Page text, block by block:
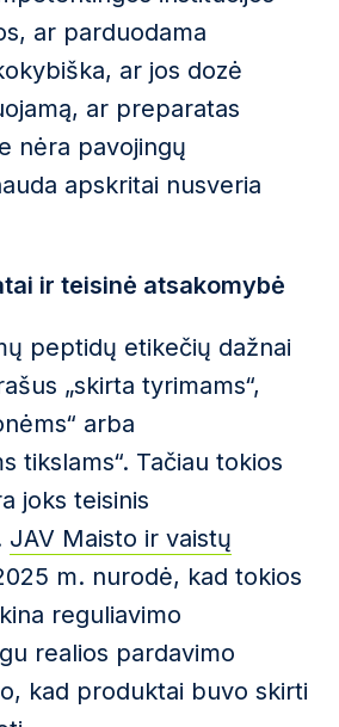
ar parduodama
ar jos dozė
ar preparatas
nėra pavojingų
apskritai nusveria
ir teisinė atsakomybė
peptidų etikečių dažnai
„skirta tyrimams“,
arba
tikslams“. Tačiau tokios
joks teisinis
JAV Maisto ir vaistų
m. nurodė, kad tokios
reguliavimo
realios pardavimo
kad produktai buvo skirti